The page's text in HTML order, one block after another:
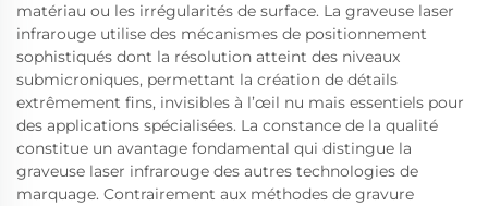
matériau ou les irrégularités de surface. La graveuse laser
infrarouge utilise des mécanismes de positionnement
sophistiqués dont la résolution atteint des niveaux
submicroniques, permettant la création de détails
extrêmement fins, invisibles à l’œil nu mais essentiels pour
des applications spécialisées. La constance de la qualité
constitue un avantage fondamental qui distingue la
graveuse laser infrarouge des autres technologies de
marquage. Contrairement aux méthodes de gravure